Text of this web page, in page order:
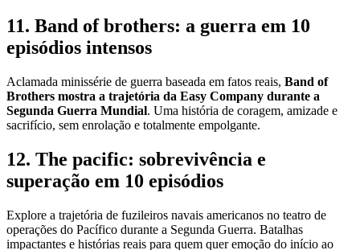
11. Band of brothers: a guerra em 10
episódios intensos
Aclamada minissérie de guerra baseada em fatos reais, Band of
Brothers mostra a trajetória da Easy Company durante a
Segunda Guerra Mundial. Uma história de coragem, amizade e
sacrifício, sem enrolação e totalmente empolgante.
12. The pacific: sobrevivência e
superação em 10 episódios
Explore a trajetória de fuzileiros navais americanos no teatro de
operações do Pacífico durante a Segunda Guerra. Batalhas
impactantes e histórias reais para quem quer emoção do início ao